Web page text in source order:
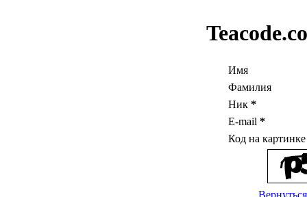
Имя
Фамилия
Ник *
E-mail *
Код на
Вернуться